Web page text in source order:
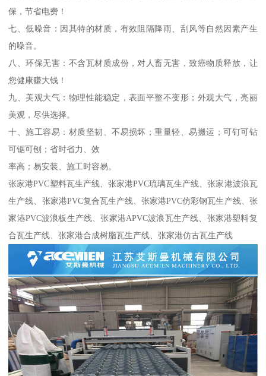
保，节省电费！
七、低噪音：因其特的材质，有效阻隔降雨、刮风等自然因素产生
的噪音。
八、环保无害：不含瓦材质成份，对人畜无害，致癌物质释放，让
您健康赚大钱！
九、美观大气：物理性能稳定，表面平整不变形；外观大气，亮丽
美观，尽供选择。
十、施工容易：材质坚韧、不易损坏；重量轻、易搬运；可钉可钻
可锯可刨；省时省力、效
率高；易安装、施工时容易。
张家港PVC塑料瓦生产线、张家港PVC琉璃瓦生产线、张家港波浪瓦
生产线、张家港PVC复合瓦生产线、张家港PVC仿彩钢瓦生产线、张
家港PVC波浪板生产线、张家港APVC波浪瓦生产线、张家港塑料复
合瓦生产线、张家港合成树脂瓦生产线、张家港仿古瓦生产线